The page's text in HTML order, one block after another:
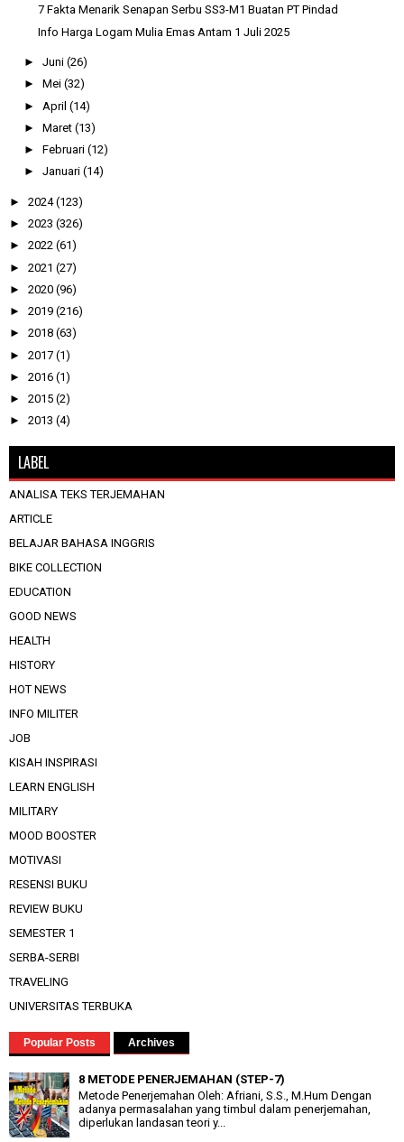
7 Fakta Menarik Senapan Serbu SS3-M1 Buatan PT Pindad
Info Harga Logam Mulia Emas Antam 1 Juli 2025
► Juni (26)
► Mei (32)
► April (14)
► Maret (13)
► Februari (12)
► Januari (14)
► 2024(123)
► 2023 (326)
► 2022 (61)
► 2021 (27)
► 2020 (96)
► 2019 (216)
► 2018 (63)
► 2017 (1)
► 2016 (1)
► 2015 (2)
► 2013 (4)
LABEL
ANALISA TEKS TERJEMAHAN
ARTICLE
BELAJAR BAHASA INGGRIS
BIKE COLLECTION
EDUCATION
GOOD NEWS
HEALTH
HISTORY
HOT NEWS
INFO MILITER
JOB
KISAH INSPIRASI
LEARN ENGLISH
MILITARY
MOOD BOOSTER
MOTIVASI
RESENSI BUKU
REVIEW BUKU
SEMESTER 1
SERBA-SERBI
TRAVELING
UNIVERSITAS TERBUKA
Popular Posts Archives
8 METODE PENERJEMAHAN (STEP-7)
Metode Penerjemahan Oleh: Afriani, S.S., M.Hum Dengan
adanya permasalahan yang timbul dalam penerjemahan,
diperlukan landasan teori y...